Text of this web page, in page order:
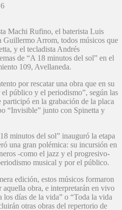
Machi Rufino, el baterista Luis
Arrom, todos músicos que
y el tecladista Andrés
de “A 18 minutos del sol” en el
109, Avellaneda.
por rescatar una obra que en su
público y el periodismo”, según las
en la grabación de la placa
“Invisible” junto con Spinetta y
minutos del sol” inauguró la etapa
una gran polémica: su incursión en
-como el jazz y el progresivo-
musical y por el público.
edición, estos músicos formaron
obra, e interpretarán en vivo
los días de la vida” o “Toda la vida
otras obras del repertorio de